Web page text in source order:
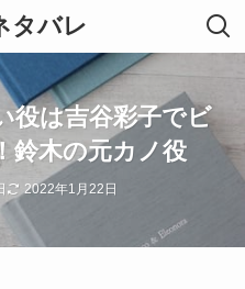
タバレ
役は吉谷彩子でビ
鈴木の元カノ役
2022年1月22日